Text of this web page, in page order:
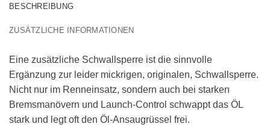
BESCHREIBUNG
ZUSÄTZLICHE INFORMATIONEN
Eine zusätzliche Schwallsperre ist die sinnvolle
Ergänzung zur leider mickrigen, originalen, Schwallsperre.
Nicht nur im Renneinsatz, sondern auch bei starken
Bremsmanövern und Launch-Control schwappt das ÖL
stark und legt oft den Öl-Ansaugrüssel frei.